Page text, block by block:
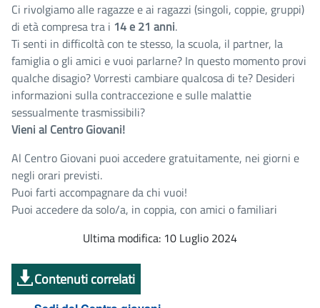
Ci rivolgiamo alle ragazze e ai ragazzi (singoli, coppie, gruppi)
di età compresa tra i 14 e 21 anni.
Ti senti in difficoltà con te stesso, la scuola, il partner, la
famiglia o gli amici e vuoi parlarne? In questo momento provi
qualche disagio? Vorresti cambiare qualcosa di te? Desideri
informazioni sulla contraccezione e sulle malattie
sessualmente trasmissibili?
Vieni al Centro Giovani!
Al Centro Giovani puoi accedere gratuitamente, nei giorni e
negli orari previsti.
Puoi farti accompagnare da chi vuoi!
Puoi accedere da solo/a, in coppia, con amici o familiari
Ultima modifica: 10 Luglio 2024
Contenuti correlati